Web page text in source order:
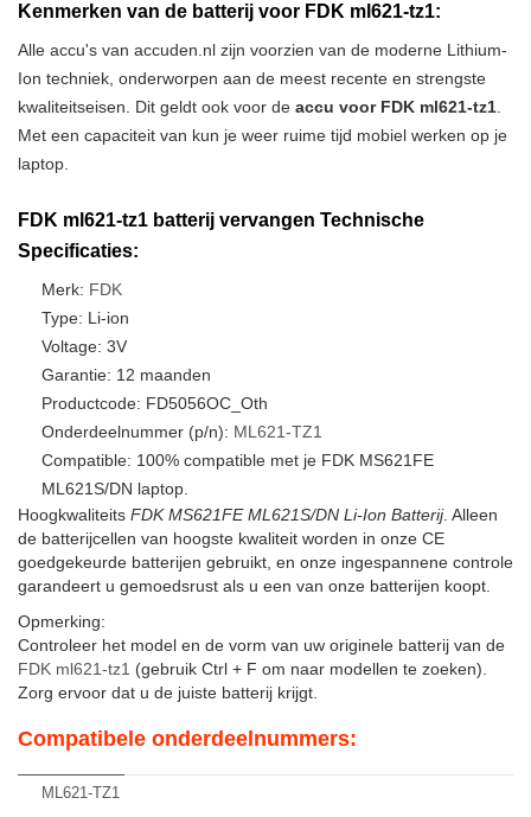
Kenmerken van de batterij voor FDK ml621-tz1:
Alle accu's van accuden.nl zijn voorzien van de moderne Lithium-
Ion techniek, onderworpen aan de meest recente en strengste
kwaliteitseisen. Dit geldt ook voor de accu voor FDK ml621-tz1
Met een capaciteit van kun je weer ruime tijd mobiel werken op je
laptop.
FDK ml621-tz1 batterij vervangen Technische
Specificaties:
Merk: FDK
Type: Li-ion
Voltage: 3V
Garantie: 12 maanden
Productcode: FD5056OC_Oth
Onderdeelnummer (p/n): ML621-TZ1
Compatible: 100% compatible met je FDK MS621FE
ML621S/DN laptop.
Hoogkwaliteits FDK MS621FE ML621S/DN Li-Ion Batterij. Alleen
de batterijcellen van hoogste kwaliteit worden in onze CE
goedgekeurde batterijen gebruikt, en onze ingespannene controle
garandeert u gemoedsrust als u een van onze batterijen koopt.
Opmerking:
Controleer het model en de vorm van uw originele batterij van de
FDK ml621-tz1 (gebruik Ctrl + F om naar modellen te zoeken).
Zorg ervoor dat u de juiste batterij krijgt.
Compatibele onderdeelnummers:
ML621-TZ1